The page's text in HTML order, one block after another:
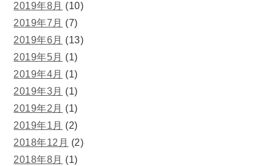
2019年8月 (10)
2019年7月 (7)
2019年6月 (13)
2019年5月 (1)
2019年4月 (1)
2019年3月 (1)
2019年2月 (1)
2019年1月 (2)
2018年12月 (2)
2018年8月 (1)